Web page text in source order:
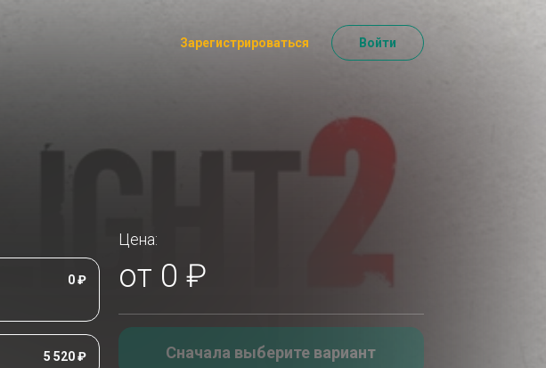
Зарегистрироваться Войти
0 ₽
5 520 ₽
Цена:
от 0 ₽
Сначала выберите вариант